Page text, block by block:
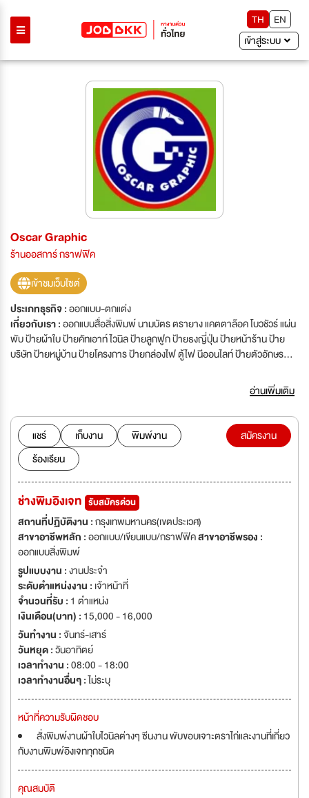
TH
EN
เข้าสู่ระบบ
Oscar Graphic
ร้านออสการ์ กราฟฟิค
เข้าชมเว็บไซต์
ประเภทธุรกิจ :ออกแบบ-ตกแต่ง
เกี่ยวกับเรา :ออกแบบสื่อสิ่งพิมพ์ นามบัตร ตรายาง แคตตาล๊อค โบวชัวร์ แผ่น
พับ ป้ายผ้าใบ ป้ายคัทเอาท์ ไวนิล ป้ายลูกฟูก ป้ายธงญี่ปุ่น ป้ายหน้าร้าน ป้าย
บริษัท ป้ายหมู่บ้าน ป้ายโครงการ ป้ายกล่องไฟ ตู้ไฟ นีออนไลท์ ป้ายตัวอักษร
อ่านเพิ่มเติม
แชร์ เก็บงาน
พิมพ์งาน
ร้องเรียน
สมัครงาน
ช่างพิมอิงเจท รับสมัครด่วน
สถานที่ปฏิบัติงาน :กรุงเทพมหานคร(เขตประเวศ)
สาขาอาชีพหลัก :ออกแบบ/เขียนแบบ/กราฟฟิคสาขาอาชีพรอง :
ออกแบบสิ่งพิมพ์
รูปแบบงาน :งานประจำ
ระดับตำแหน่งงาน : เจ้าหน้าที่
จำนวนที่รับ : 1 ตำแหน่ง
เงินเดือน(บาท) : 15,000 - 16,000
วันทำงาน :จันทร์-เสาร์
วันหยุด :วันอาทิตย์
เวลาทำงาน :08:00 - 18:00
เวลาทำงานอื่นๆ :ไม่ระบุ
หน้าที่ความรับผิดชอบ
สั่งพิมพ์งานผ้าใบไวนิลต่างๆ ซีนงาน พับขอบเจาะตราไก่และงานที่เกี่ยว
กับงานพิมพ์อิงเจททุกชนิด
คุณสมบัติ